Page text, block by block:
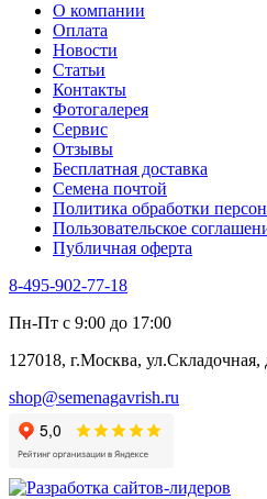
О компании
Оплата
Новости
Статьи
Контакты
Фотогалерея​
Сервис
Отзывы
Бесплатная доставка
Семена почтой
Политика обработки
Пользовательское
Публичная оферта
8-495-902-77-18
Пн-Пт с 9:00 до 17:00
127018, г.Москва, ул.Складочная,
shop@semenagavrish.ru